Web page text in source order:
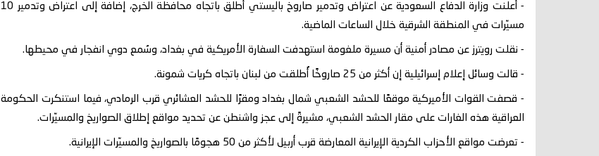
- أعلنت وزارة الدفاع السعودية عن اعتراض وتدمير صاروخ باليستي أُطلق باتجاه محافظة الخرج، إضافة إلى اعتراض وتدمير 10
مسيّرات في المنطقة الشرقية خلال الساعات الماضية.
- نقلت رويترز عن مصادر أمنية أن مسيرة ملغومة استهدفت السفارة الأمريكية في بغداد، وسُمع دوي انفجار في محيطها.
- قالت وسائل إعلام إسرائيلية إن أكثر من 25 صاروخًا أُطلقت من لبنان باتجاه كريات شمونة.
- قصفت القوات الأميركية موقعًا للحشد الشعبي شمال بغداد ومقرًا للحشد العشائري قرب الرمادي، فيما استنكرت الحكومة
العراقية هذه الغارات على مقار الحشد الشعبي، مشيرةً إلى عجز واشنطن عن تحديد مواقع إطلاق الصواريخ والمسيّرات.
- تعرضت مواقع الأحزاب الكردية الإيرانية المعارضة قرب أربيل لأكثر من 50 هجومًا بالصواريخ والمسيّرات الإيرانية.